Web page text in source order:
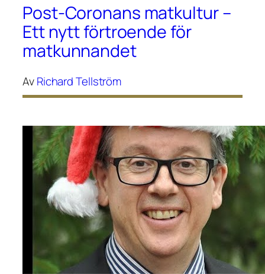
Post-Coronans matkultur –
Ett nytt förtroende för
matkunnandet
AvRichard Tellström